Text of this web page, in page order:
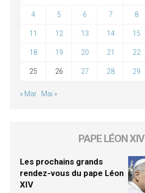
4 5 6 7 8
11 12 13 14 15
18 19 20 21 22
25 26 27 28 29
« Mar Mai »
PAPE LÉON XIV
Les prochains grands
rendez-vous du pape Léon
XIV